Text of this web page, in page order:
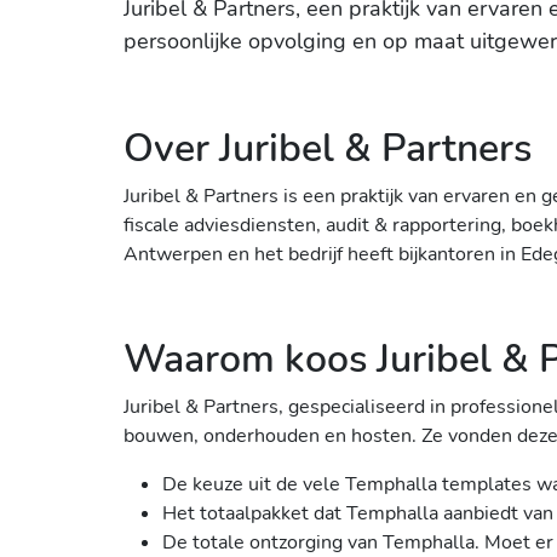
Juribel & Partners, een praktijk van
persoonlijke opvolging en op maat
Over Juribel & Partners
Juribel & Partners is een praktijk van ervaren en
fiscale adviesdiensten, audit & rapportering,
Antwerpen en het bedrijf heeft bijkantoren in
Waarom koos Juribel &
Juribel & Partners, gespecialiseerd in
bouwen, onderhouden en hosten. Ze vonden
De keuze uit de vele Temphalla templates
Het totaalpakket dat Temphalla aanbiedt
De totale ontzorging van Temphalla. Moet